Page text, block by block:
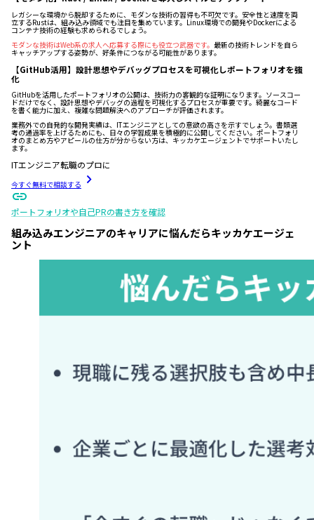
レガシーな環境から脱却するために、モダンな技術の習得も不可欠です。安全性と速度を両
立するRustは、組み込み領域でも注目を集めています。Linux環境での開発やDockerによる
コンテナ技術の経験も求められるでしょう。
モダンな技術はWeb系の求人へ応募する際にも役立つ武器です。 最新の技術トレンドを自ら
キャッチアップする姿勢が、好条件につながる可能性があります。
【GitHub活用】設計思想やデバッグプロセスを可視化しポートフォリオを強
化
GitHubを活用したポートフォリオの公開は、技術力の客観的な証明になります。ソースコー
ドだけでなく、設計思想やデバッグの過程を可視化するプロセスが重要です。綺麗なコード
を書く能力に加え、複雑な問題解決へのアプローチが評価されます。
業務外での自発的な開発実績は、ITエンジニアとしての意欲の高さを示すでしょう。書類選
考の通過率を上げるためにも、日々の学習成果を積極的に公開してください。ポートフォリ
オのまとめ方やアピールの仕方が分からない方は、キッカケエージェントでサポートいたし
ます。
ITエンジニア転職のプロに
今すぐ無料で相談する
ポートフォリオや自己PRの書き方を確認
組み込みエンジニアのキャリアに悩んだらキッカケエージェ
ント